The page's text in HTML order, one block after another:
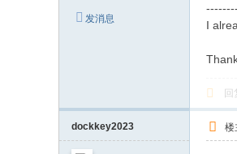
发消息
I
回
dockkey2023 楼